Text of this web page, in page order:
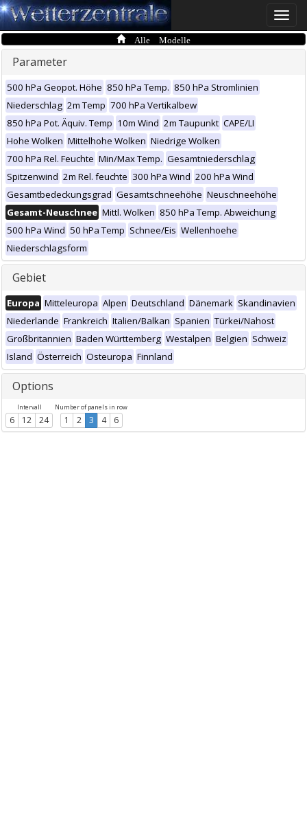
Toggle
Alle Modelle
Parameter
500 hPa Geopot. Höhe 850 hPa Temp. 850 hPa Stromlinien
Niederschlag 2m Temp 700 hPa Vertikalbew
850 hPa Pot. Äquiv. Temp 10m Wind 2m Taupunkt CAPE/LI
Hohe Wolken Mittelhohe Wolken Niedrige Wolken
700 hPa Rel. Feuchte Min/Max Temp. Gesamtniederschlag
Spitzenwind 2m Rel. feuchte 300 hPa Wind 200 hPa Wind
Gesamtbedeckungsgrad Gesamtschneehöhe Neuschneehöhe
Gesamt-Neuschnee Mittl. Wolken 850 hPa Temp. Abweichung
500 hPa Wind 50 hPa Temp Schnee/Eis Wellenhoehe
Niederschlagsform
Gebiet
Europa Mitteleuropa Alpen Deutschland Dänemark Skandinavien
Niederlande Frankreich Italien/Balkan Spanien Türkei/Nahost
Großbritannien Baden Württemberg Westalpen Belgien Schweiz
Island Österreich Osteuropa Finnland
Options
Intervall
6 12 24
Number of panels in row
1 2 3 4 6